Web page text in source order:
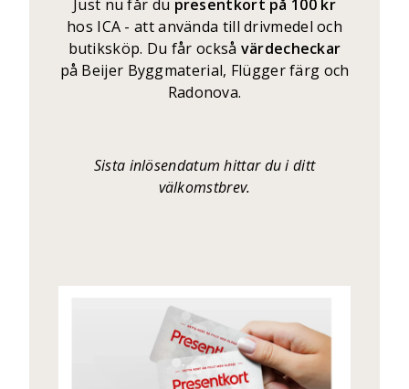
Just nu får du presentkort på 100 kr
hos ICA - att använda till drivmedel och
butiksköp. Du får också värdecheckar
på Beijer Byggmaterial, Flügger färg och
Radonova.
Sista inlösendatum hittar du i ditt
välkomstbrev.